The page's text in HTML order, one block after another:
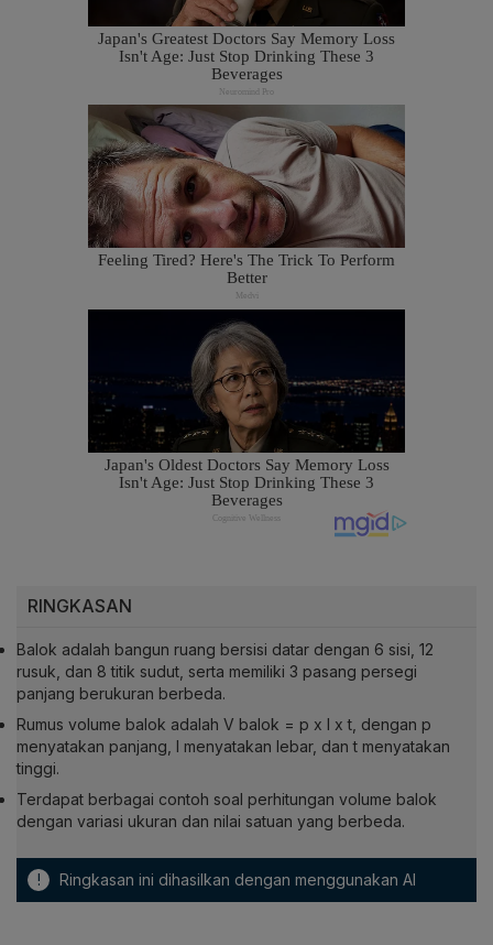
RINGKASAN
Balok adalah bangun ruang bersisi datar dengan 6 sisi, 12
rusuk, dan 8 titik sudut, serta memiliki 3 pasang persegi
panjang berukuran berbeda.
Rumus volume balok adalah V balok = p x l x t, dengan p
menyatakan panjang, l menyatakan lebar, dan t menyatakan
tinggi.
Terdapat berbagai contoh soal perhitungan volume balok
dengan variasi ukuran dan nilai satuan yang berbeda.
! Ringkasan ini dihasilkan dengan menggunakan AI